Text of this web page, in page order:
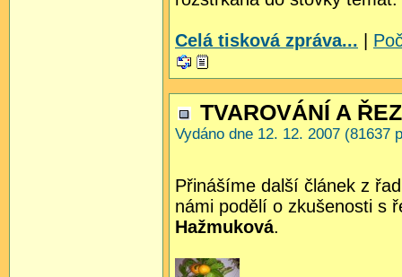
Celá tisková zpráva...
TVAROVÁNÍ A
Vydáno dne 12. 12. 2007 (81637
Přinášíme další článek z
námi podělí o zkušenosti s
Hažmuková.